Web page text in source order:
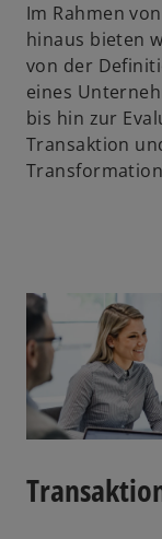
Im Rahmen
hinaus bieten
von der
eines
bis hin zur
Transaktion